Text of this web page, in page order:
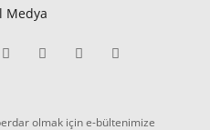
Medya
olmak için e-bültenimize